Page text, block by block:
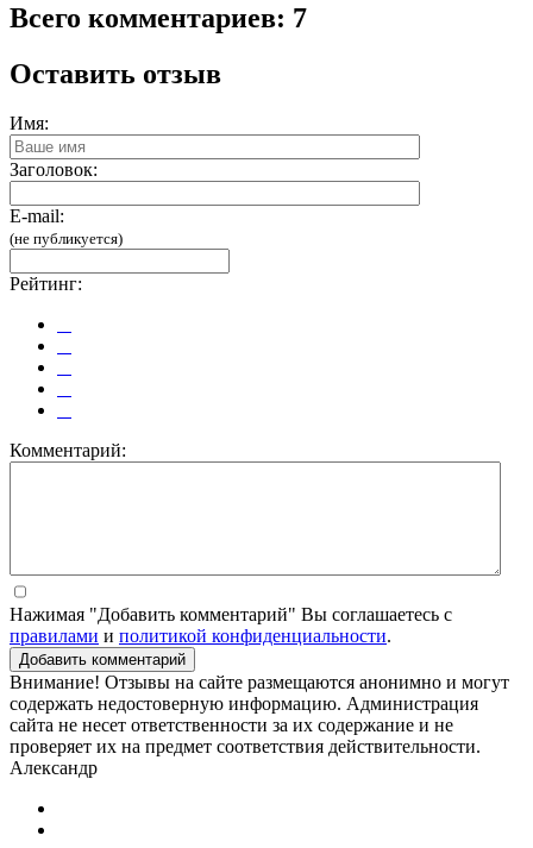
Всего комментариев: 7
Оставить отзыв
Имя:
Заголовок:
E-mail:
(не публикуется)
Рейтинг:
Комментарий:
Нажимая "Добавить комментарий" Вы соглашаетесь с
правилами и политикой конфиденциальности.
Добавить комментарий
Внимание! Отзывы на сайте размещаются анонимно и могут
содержать недостоверную информацию. Администрация
сайта не несет ответственности за их содержание и не
проверяет их на предмет соответствия действительности.
Александр